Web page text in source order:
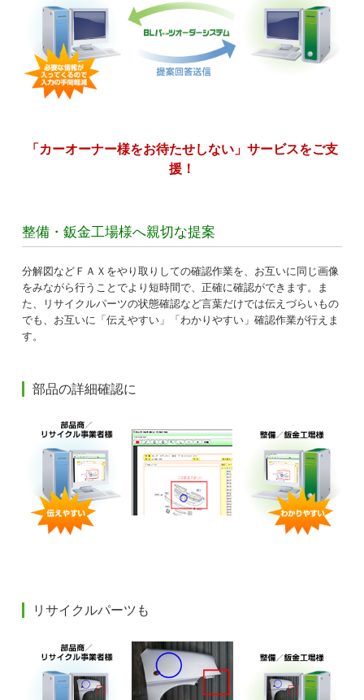
「カーオーナー様をお待たせしない」サービスをご支
援！
整備・鈑金工場様へ親切な提案
分解図などＦＡＸをやり取りしての確認作業を、お互いに同じ画像
をみながら行うことでより短時間で、正確に確認ができます。ま
た、リサイクルパーツの状態確認など言葉だけでは伝えづらいもの
でも、お互いに「伝えやすい」「わかりやすい」確認作業が行えま
す。
部品の詳細確認に
リサイクルパーツも